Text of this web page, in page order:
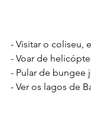
- Visitar o coliseu,
- Voar de
- Pular de bungee
- Ver os lagos de